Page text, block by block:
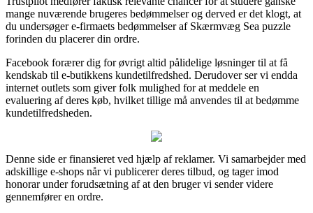
mange nuværende brugeres bedømmelser og derved er det klogt, at
du undersøger e-firmaets bedømmelser af Skærmvæg Sea puzzle
forinden du placerer din ordre.
Facebook forærer dig for øvrigt altid pålidelige løsninger til at få
kendskab til e-butikkens kundetilfredshed. Derudover ser vi endda
internet outlets som giver folk mulighed for at meddele en
evaluering af deres køb, hvilket tillige må anvendes til at bedømme
kundetilfredsheden.
Denne side er finansieret ved hjælp af reklamer. Vi samarbejder med
adskillige e-shops når vi publicerer deres tilbud, og tager imod
honorar under forudsætning af at den bruger vi sender videre
gennemfører en ordre.